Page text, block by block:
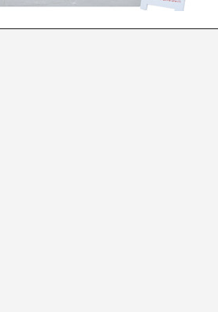
de lo establecido,
por lo que es un buen
Francisco, organizaciones y
espacio artístico plural, abierto
del último siglo -
Sin embargo, los tiempos